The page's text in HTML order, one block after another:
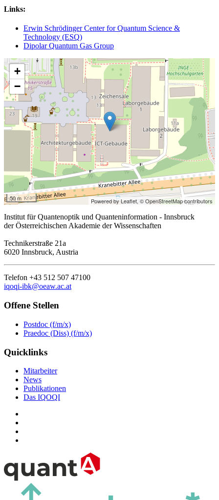
Links:
Erwin Schrödinger Center for Quantum Science &
Technology (ESQ)
Dipolar Quantum Gas Group
+
−
50 m Powered by Leaflet,© OpenStreetMap contributors
Institut für Quantenoptik und Quanteninformation - Innsbruck
der Österreichischen Akademie der Wissenschaften
Technikerstraße 21a
6020 Innsbruck, Austria
Telefon +43 512 507 47100
iqoqi-ibk@oeaw.ac.at
Offene Stellen
Postdoc (f/m/x)
Praedoc (Diss) (f/m/x)
Quicklinks
Mitarbeiter
News
Publikationen
Das IQOQI